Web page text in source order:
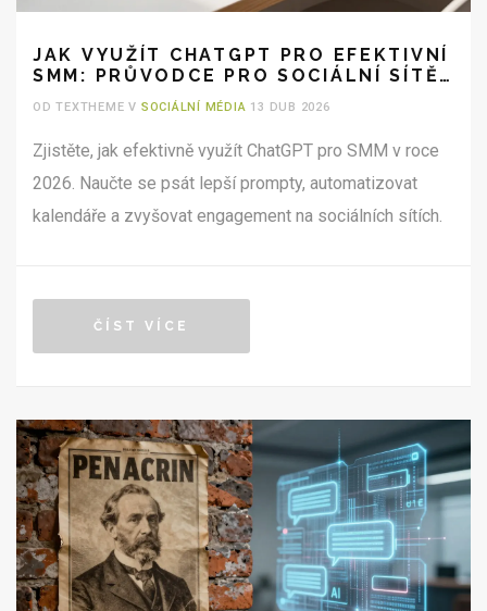
JAK VYUŽÍT CHATGPT PRO EFEKTIVNÍ
SMM: PRŮVODCE PRO SOCIÁLNÍ SÍTĚ
V ROCE 2026
OD TEXTHEME V SOCIÁLNÍ MÉDIA 13 DUB 2026
Zjistěte, jak efektivně využít ChatGPT pro SMM v roce
2026. Naučte se psát lepší prompty, automatizovat
kalendáře a zvyšovat engagement na sociálních sítích.
ČÍST VÍCE